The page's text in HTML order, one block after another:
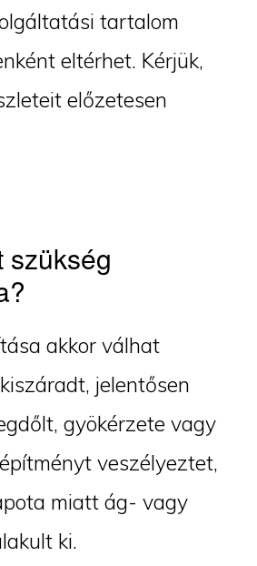
tartalom
eltérhet. Kérjük,
előzetesen
szükség
akkor válhat
jelentősen
gyökérzete vagy
veszélyeztet,
miatt ág- vagy
ki.